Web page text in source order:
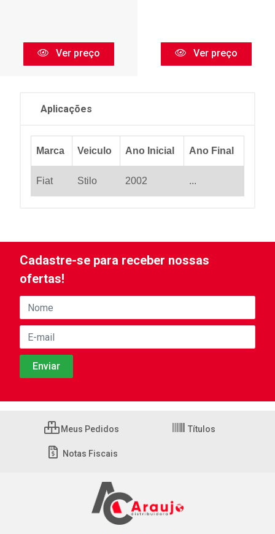
Ver preço Ver preço
Aplicações
Marca Veiculo Ano Inicial Ano Final
Fiat Stilo 2002 ...
Cadastre-se para receber nossas
ofertas!
Meus Pedidos Títulos
Notas Fiscais